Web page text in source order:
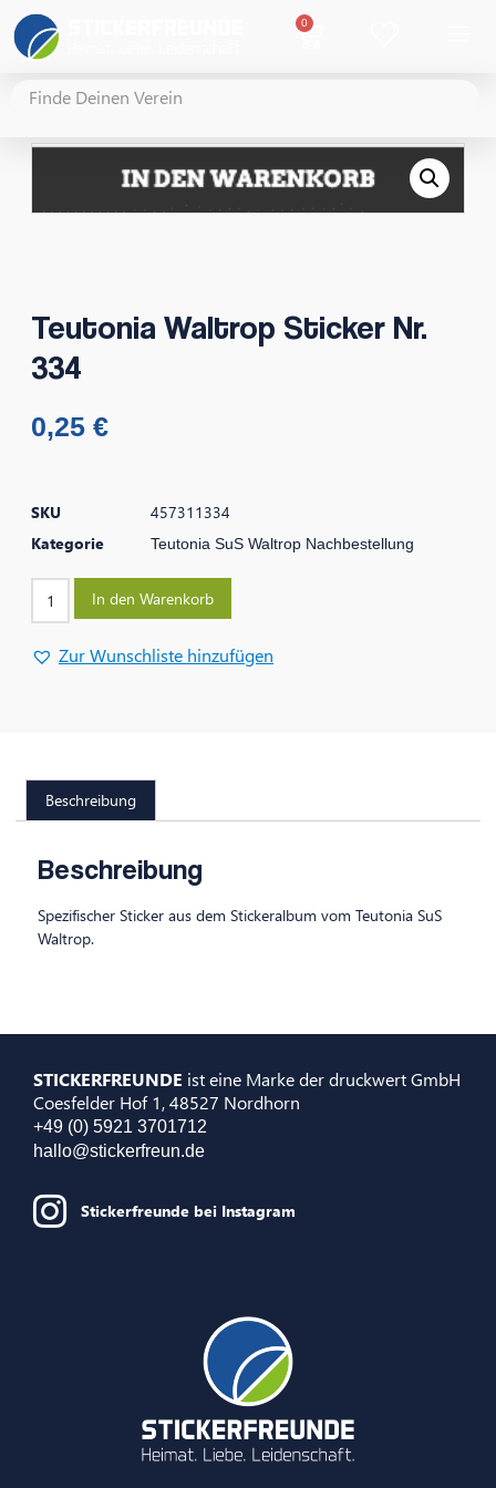
0
Teutonia Waltrop Sticker Nr.
334
0,25 €
SKU
457311334
Kategorie
Teutonia SuS Waltrop Nachbestellung
In den Warenkorb
Zur Wunschliste hinzufügen
Beschreibung
Beschreibung
Spezifischer Sticker aus dem Stickeralbum vom Teutonia SuS
Waltrop.
STICKERFREUNDE ist eine Marke der druckwert GmbH
Coesfelder Hof 1, 48527 Nordhorn
+49 (0) 5921 3701712
hallo@stickerfreun.de
Stickerfreunde bei Instagram